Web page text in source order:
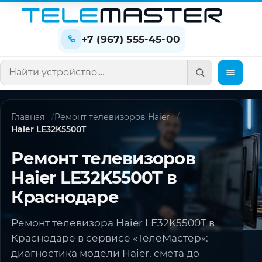
+7 (967) 555-45-00
Поиск по сайту
Главная
Ремонт телевизоров Haier
Haier LE32K5500T
Ремонт телевизоров
Haier LE32K5500T в
Краснодаре
Ремонт телевизора Haier LE32K5500T в
Краснодаре в сервисе «ТелеМастер»:
диагностика модели Haier, смета до